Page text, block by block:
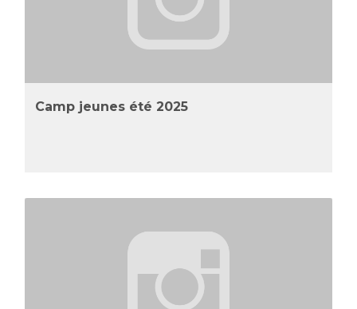
Camp jeunes été 2025